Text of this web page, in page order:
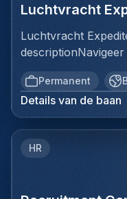
Luchtvracht
Luchtvracht
brug tussen talent
binnen de
wervingsdiensten,
topbedrijven in
relaties en
keer op keer.Voor
Permanent
Details van de baan
HR